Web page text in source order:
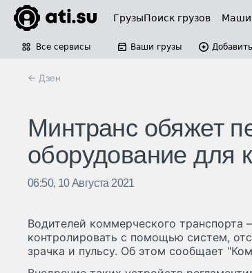
ГрузыПоиск грузов
Все сервисы Ваши грузы
← Дзен
Минтранс обяжет
оборудование для
06:50, 10 Августа 2021
Водителей коммерческого транспорта
контролировать с помощью систем,
зрачка и пульсу. Об этом сообщает